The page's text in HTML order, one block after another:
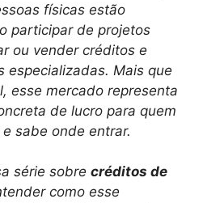
físicas estão
participar de projetos
ou vender créditos e
especializadas. Mais que
esse mercado representa
de lucro para quem
sabe onde entrar.
série sobre créditos de
como esse